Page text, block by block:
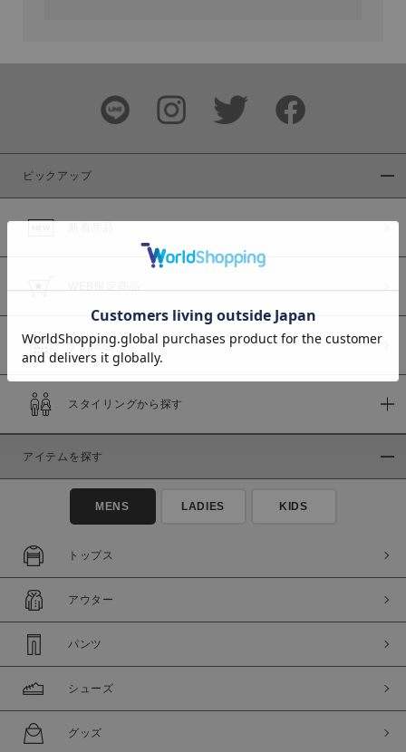
価格
～
商品タイプ
通常商品 予約商品
在庫
在庫あり 在庫なし含む
ピックアップ
予約商品
スタイリングから探す
アイテムを探す
MENS LADIES KIDS
トップス
アウター
パンツ
シューズ
グッズ